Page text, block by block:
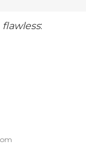
flawless: